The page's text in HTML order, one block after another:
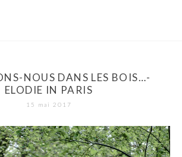
NOUS DANS LES BOIS…-
ELODIE IN PARIS
15 mai 2017